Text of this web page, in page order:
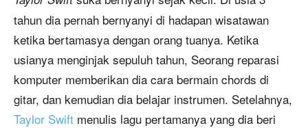
tahun dia pernah bernyanyi di hadapan wisatawan
ketika bertamasya dengan orang tuanya. Ketika
usianya menginjak sepuluh tahun, Seorang reparasi
komputer memberikan dia cara bermain chords di
gitar, dan kemudian dia belajar instrumen. Setelahnya,
Taylor Swift menulis lagu pertamanya yang dia beri